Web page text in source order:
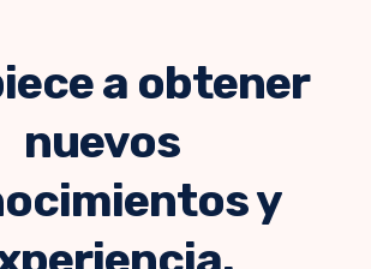
a obtener
nuevos
y